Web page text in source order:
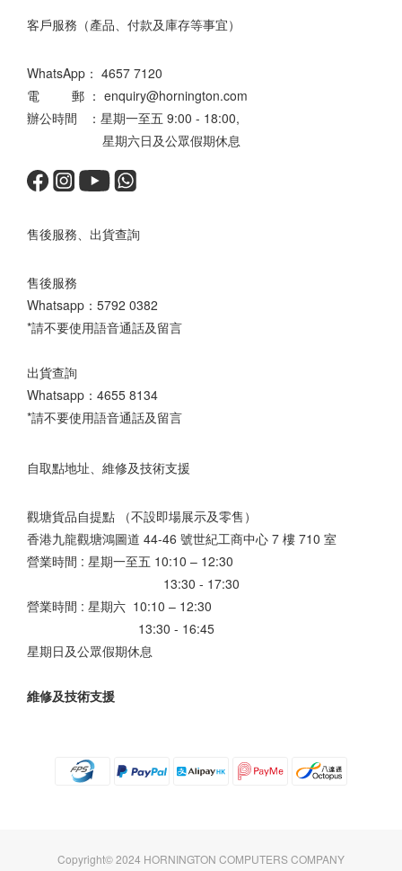
客戶服務（產品、付款及庫存等事宜）
WhatsApp： 4657 7120
電 郵 ： enquiry@hornington.com
辦公時間 ：星期一至五 9:00 - 18:00,
星期六日及公眾假期休息
售後服務、出貨查詢
售後服務
Whatsapp： 5792 0382
*請不要使用語音通話及留言
出貨查詢
Whatsapp： 4655 8134
*請不要使用語音通話及留言
自取點地址、維修及技術支援
觀塘貨品自提點 （不設即場展示及零售）
香港九龍觀塘鴻圖道 44-46 號世紀工商中心 7 樓 710 室
營業時間 : 星期一至五 10:10 – 12:30
13:30 - 17:30
營業時間 : 星期六 10:10 – 12:30
13:30 - 16:45
星期日及公眾假期休息
維修及技術支援
Copyright© 2024 HORNINGTON COMPUTERS COMPANY